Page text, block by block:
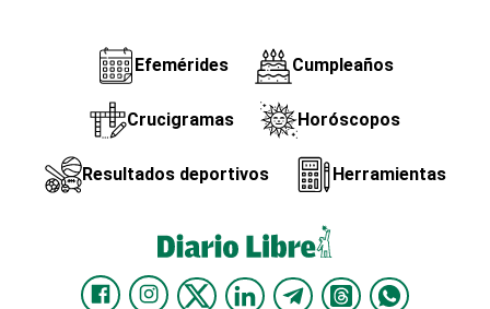
Efemérides Cumpleaños
Crucigramas Horóscopos
Resultados deportivos Herramientas